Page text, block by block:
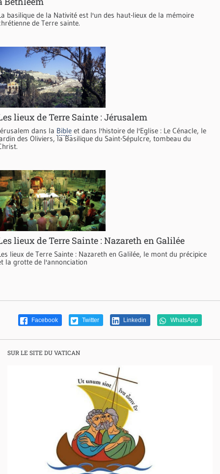
basilique de la Nativité est l'un des haut-lieux de la mémoire
de Terre sainte.
lieux de Terre Sainte : Jérusalem
dans la Bible et dans l'histoire de l'Eglise : Le Cénacle, le
des Oliviers, la Basilique du Saint-Sépulcre, tombeau du
lieux de Terre Sainte : Nazareth en Galilée
lieux de Terre Sainte : Nazareth en Galilée, le mont du précipice
la grotte de l'annonciation
Facebook Twitter Linkedin WhatsApp
SUR LE SITE DU VATICAN